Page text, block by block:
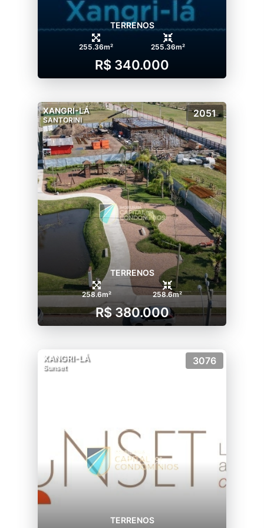
TERRENOS
255.36m² 255.36m²
R$ 340.000
XANGRI-LÁ
SANTORINI
2051
TERRENOS
258.6m² 258.6m²
R$ 380.000
XANGRI-LÁ
Sunset
3076
TERRENOS